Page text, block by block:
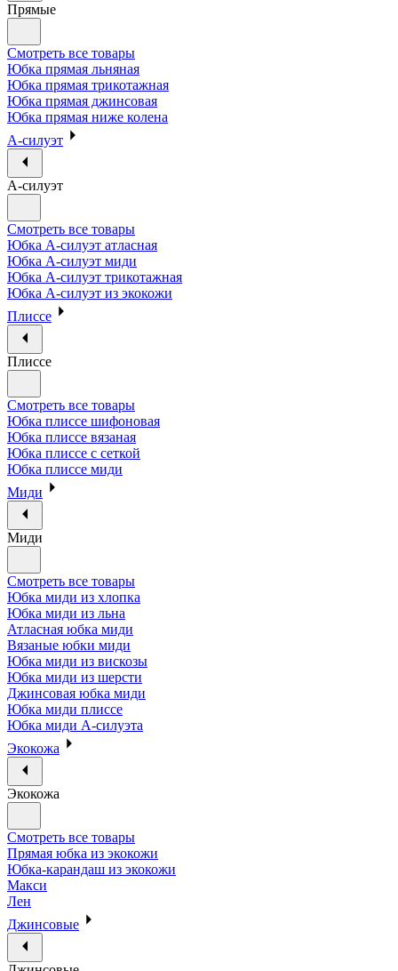
Прямые
Смотреть все товары
Юбка прямая льняная
Юбка прямая трикотажная
Юбка прямая джинсовая
Юбка прямая ниже колена
А-силуэт
А-силуэт
Смотреть все товары
Юбка А-силуэт атласная
Юбка А-силуэт миди
Юбка А-силуэт трикотажная
Юбка А-силуэт из экокожи
Плиссе
Плиссе
Смотреть все товары
Юбка плиссе шифоновая
Юбка плиссе вязаная
Юбка плиссе с сеткой
Юбка плиссе миди
Миди
Миди
Смотреть все товары
Юбка миди из хлопка
Юбка миди из льна
Атласная юбка миди
Вязаные юбки миди
Юбка миди из вискозы
Юбка миди из шерсти
Джинсовая юбка миди
Юбка миди плиссе
Юбка миди А-силуэта
Экокожа
Экокожа
Смотреть все товары
Прямая юбка из экокожи
Юбка-карандаш из экокожи
Макси
Лен
Джинсовые